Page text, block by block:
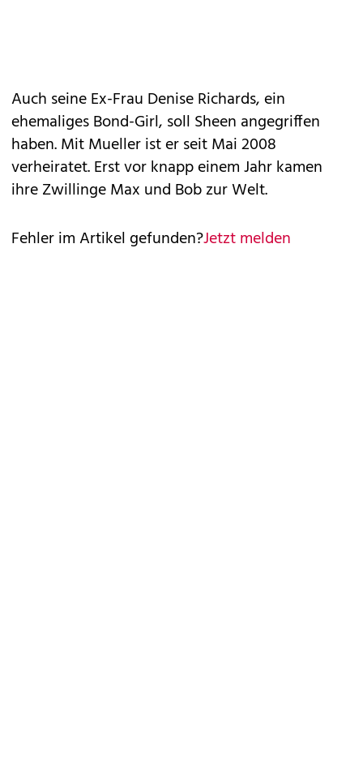
Auch seine Ex-Frau Denise Richards, ein
ehemaliges Bond-Girl, soll Sheen angegriffen
haben. Mit Mueller ist er seit Mai 2008
verheiratet. Erst vor knapp einem Jahr kamen
ihre Zwillinge Max und Bob zur Welt.
Fehler im Artikel gefunden?Jetzt melden